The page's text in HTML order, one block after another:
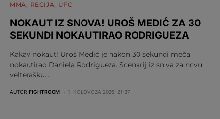
MMA REGIJA UFC
NOKAUT IZ SNOVA! UROŠ MEDIĆ ZA 30
SEKUNDI NOKAUTIRAO RODRIGUEZA
Kakav nokaut! Uroš Medić je nakon 30 sekundi meča
nokautirao Daniela Rodrigueza. Scenarij iz sniva za novu
velterašku…
AUTOR FIGHTROOM 1. KOLOVOZA 2026. 21:37